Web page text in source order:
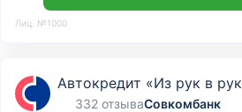
Лиц. №1000
Автокредит «Из рук в
332 отзываСовкомбанк